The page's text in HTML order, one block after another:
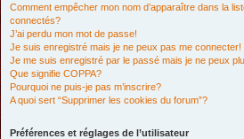
Comment empêcher mon nom d’apparaître dans la
connectés?
J’ai perdu mon mot de passe!
Je suis enregistré mais je ne peux pas me connecter!
Je me suis enregistré par le passé mais je ne peux
Que signifie COPPA?
Pourquoi ne puis-je pas m’inscrire?
A quoi sert “Supprimer les cookies du forum”?
Préférences et réglages de l’utilisateur